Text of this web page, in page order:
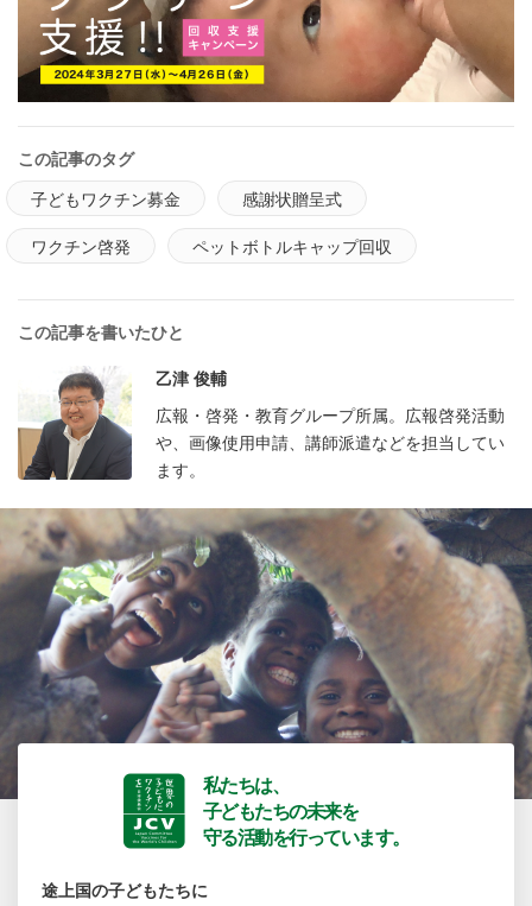
この記事のタグ
子どもワクチン募金 感謝状贈呈式
ワクチン啓発 ペットボトルキャップ回収
この記事を書いたひと
乙津 俊輔
広報・啓発・教育グループ所属。広報啓発活動
や、画像使用申請、講師派遣などを担当してい
ます。
私たちは、
子どもたちの未来を
守る活動を行っています。
途上国の子どもたちに